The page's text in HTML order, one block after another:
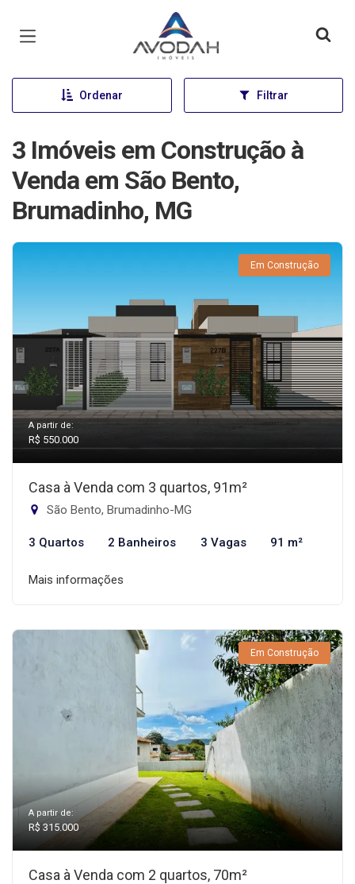
Página inicial
Ordenar Filtrar
3 Imóveis em Construção à
Venda em São Bento,
Brumadinho, MG
Em Construção
A partir de:
R$ 550.000
Casa à Venda com 3 quartos, 91m²
São Bento, Brumadinho-MG
3 Quartos 2 Banheiros 3 Vagas 91 m²
Mais informações
Em Construção
A partir de:
R$ 315.000
Casa à Venda com 2 quartos, 70m²